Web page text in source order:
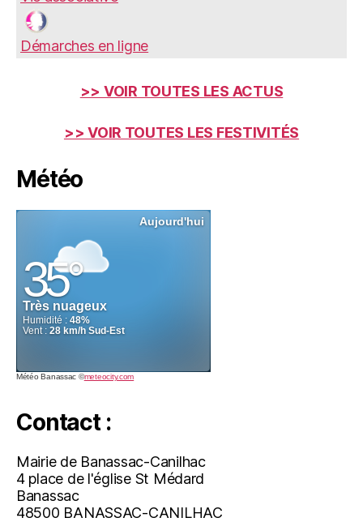
Démarches en ligne
>> VOIR TOUTES LES ACTUS
>> VOIR TOUTES LES FESTIVITÉS
Météo
Météo Banassac ©meteocity.com
Contact :
Mairie de Banassac-Canilhac
4 place de l'église St Médard
Banassac
48500 BANASSAC-CANILHAC